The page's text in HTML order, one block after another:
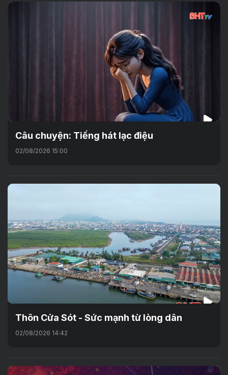
Câu chuyện: Tiếng hát lạc điệu
02/08/2026 15:00
Thôn Cửa Sót - Sức mạnh từ lòng dân
02/08/2026 14:42